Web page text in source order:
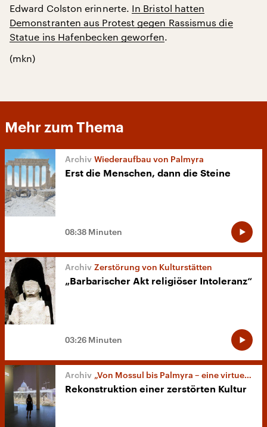
Edward Colston erinnerte. In Bristol hatten
Demonstranten aus Protest gegen Rassismus die
Statue ins Hafenbecken geworfen.
(mkn)
Mehr zum Thema
Wiederaufbau von Palmyra
Erst die Menschen, dann die Steine
08:38 Minuten
Zerstörung von Kulturstätten
„Barbarischer Akt religiöser Intoleranz“
03:26 Minuten
„Von Mossul bis Palmyra – eine virtuelle Reise durch das Weltkulturerbe“ in Bonn
Rekonstruktion einer zerstörten Kultur